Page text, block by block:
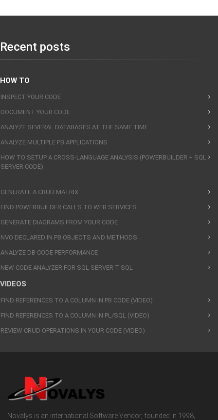
Recent posts
HOW TO
INSPECT YOUR CODE
DOCUMENT YOUR CODE
ANALYZE SEVERAL DATABASES AT THE SAME TIME
ANALYZE MULTIPLE PB APPLICATIONS
HOW TO SETUP A CROSS-LANGUAGE ANALYSIS (POWERBUILDER + SQL
SERVER CODE)
GENERATE A CRUD MATRIX
FIND POWERBUILDER CALLS TO WEB SERVICES
GENERATE DIAGRAMS FROM YOUR CODE
NVO DECLARED IN PB OBJECTS AND METHODS
ANALYZE DB CODE PERFORMANCE
NEW CODE ANALYZER FOR SQL SERVER T-SQL
VIDEOS
FIND REFERENCES TO A COLUMN IN PB CODE (VIDEO)
FIND REFERENCES TO A COLUMN IN PL/SQL (VIDEO)
REVIEW CRUD OPERATIONS IN YOUR CODE (VIDEO)
Novalys is an international Software Vendor, founded in 1998,